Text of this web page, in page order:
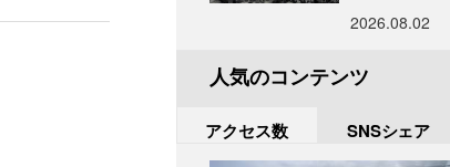
2026.08.02
人気のコンテンツ
アクセス数 SNSシェア